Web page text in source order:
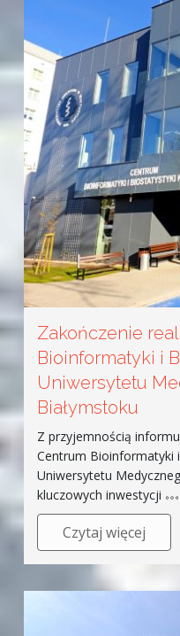
Zakończenie
Bioinformatyki i
Uniwersytetu
Białymstoku
Z przyjemnością
Centrum Bioinformatyki
Uniwersytetu
kluczowych inwestycji
Czytaj więcej